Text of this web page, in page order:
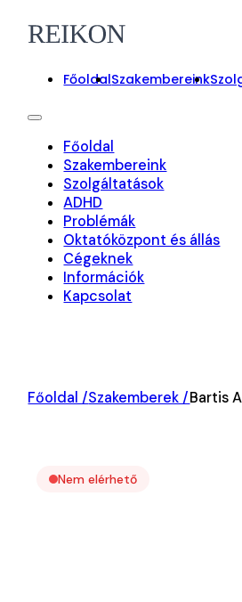
FőoldalSzakembereink
Főoldal
Szakembereink
Szolgáltatások
ADHD
Problémák
Oktatóközpont és állás
Cégeknek
Információk
Kapcsolat
Főoldal /Szakemberek /Bartis
Nem elérhető